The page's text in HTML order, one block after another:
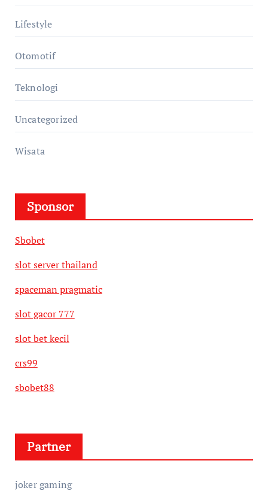
Lifestyle
Otomotif
Teknologi
Uncategorized
Wisata
Sponsor
Sbobet
slot server thailand
spaceman pragmatic
slot gacor 777
slot bet kecil
crs99
sbobet88
Partner
joker gaming